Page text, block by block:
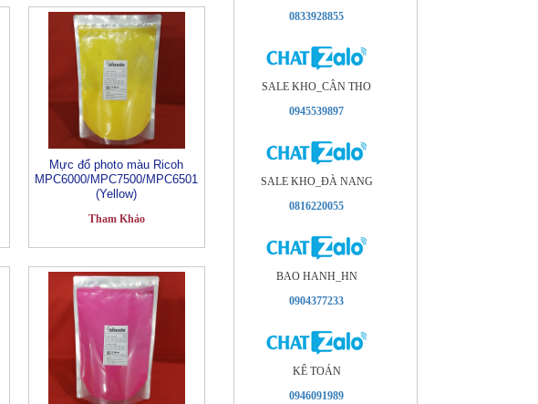
Mực đổ photo màu Ricoh
MPC6000/MPC7500/MPC6501
(Yellow)
Tham Khảo
0833928855
SALE KHO_CÂN THO
0945539897
SALE KHO_ÐÀ NANG
0816220055
BAO HANH_HN
0904377233
KÊ TOÁN
0946091989